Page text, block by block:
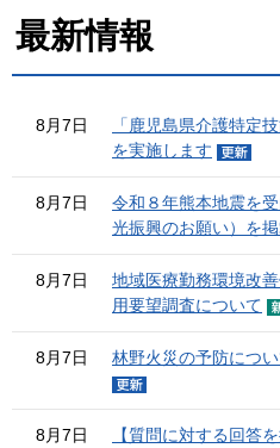
最新情報
8月7日
「鹿児島県介護特定
を実施します
8月7日
令和８年熊本地震を
光振興のお願い）を
8月7日
地域医療勤務環境改
用要望調査について
8月7日 林野火災の予防につ
8月7日
【質問に対する回答